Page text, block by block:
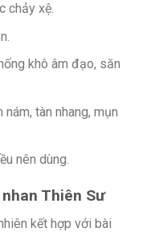
chảy xệ.
khô âm đạo, săn
tàn nhang, mụn
nên dùng.
Thiên Sư
kết hợp với bài